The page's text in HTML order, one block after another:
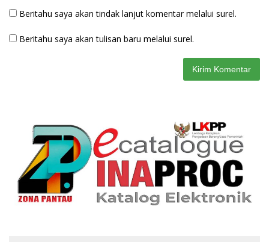
Beritahu saya akan tindak lanjut komentar melalui surel.
Beritahu saya akan tulisan baru melalui surel.